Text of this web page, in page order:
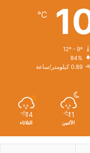
℃
84%
0.89 كيلومتر/ساعة
11
℃
الأثنين
14
℃
الثلاثاء